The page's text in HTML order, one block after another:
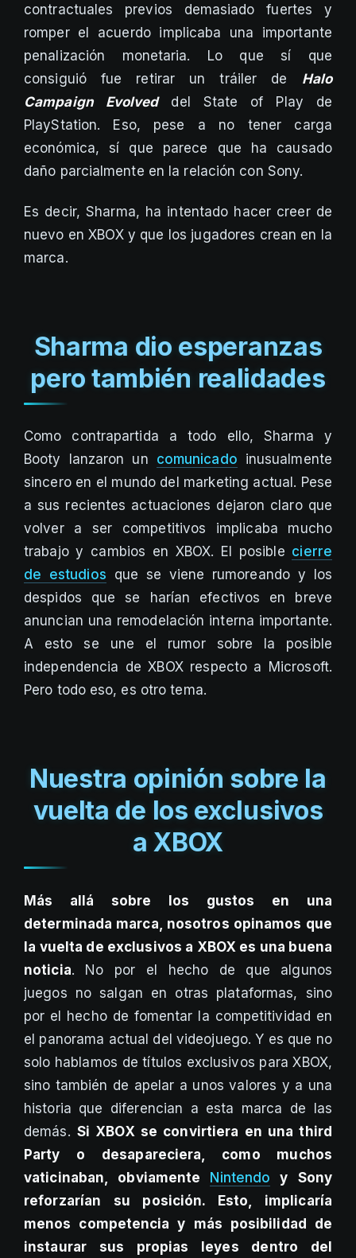
contractuales previos demasiado fuertes y
romper el acuerdo implicaba una importante
penalización monetaria. Lo que sí que
consiguió fue retirar un tráiler de Halo
Campaign Evolveddel State of Play de
PlayStation. Eso, pese a no tener carga
económica, sí que parece que ha causado
daño parcialmente en la relación con Sony.
Es decir, Sharma, ha intentado hacer creer de
nuevo en XBOX y que los jugadores crean en la
marca.
Sharma dio esperanzas
pero también realidades
Como contrapartida a todo ello, Sharma y
Booty lanzaron un comunicado inusualmente
sincero en el mundo del marketing actual. Pese
a sus recientes actuaciones dejaron claro que
volver a ser competitivos implicaba mucho
trabajo y cambios en XBOX. El posible cierre
de estudios que se viene rumoreando y los
despidos que se harían efectivos en breve
anuncian una remodelación interna importante.
A esto se une el rumor sobre la posible
independencia de XBOX respecto a Microsoft.
Pero todo eso, es otro tema.
Nuestra opinión sobre la
vuelta de los exclusivos
a XBOX
Más allá sobre los gustos en una
determinada marca, nosotros opinamos que
la vuelta de exclusivos a XBOX es una buena
noticia. No por el hecho de que algunos
juegos no salgan en otras plataformas, sino
por el hecho de fomentar la competitividad en
el panorama actual del videojuego. Y es que no
solo hablamos de títulos exclusivos para XBOX,
sino también de apelar a unos valores y a una
historia que diferencian a esta marca de las
demás. Si XBOX se convirtiera en una third
Party o desapareciera, como muchos
vaticinaban, obviamente Nintendo y Sony
reforzarían su posición. Esto, implicaría
menos competencia y más posibilidad de
instaurar sus propias leyes dentro del